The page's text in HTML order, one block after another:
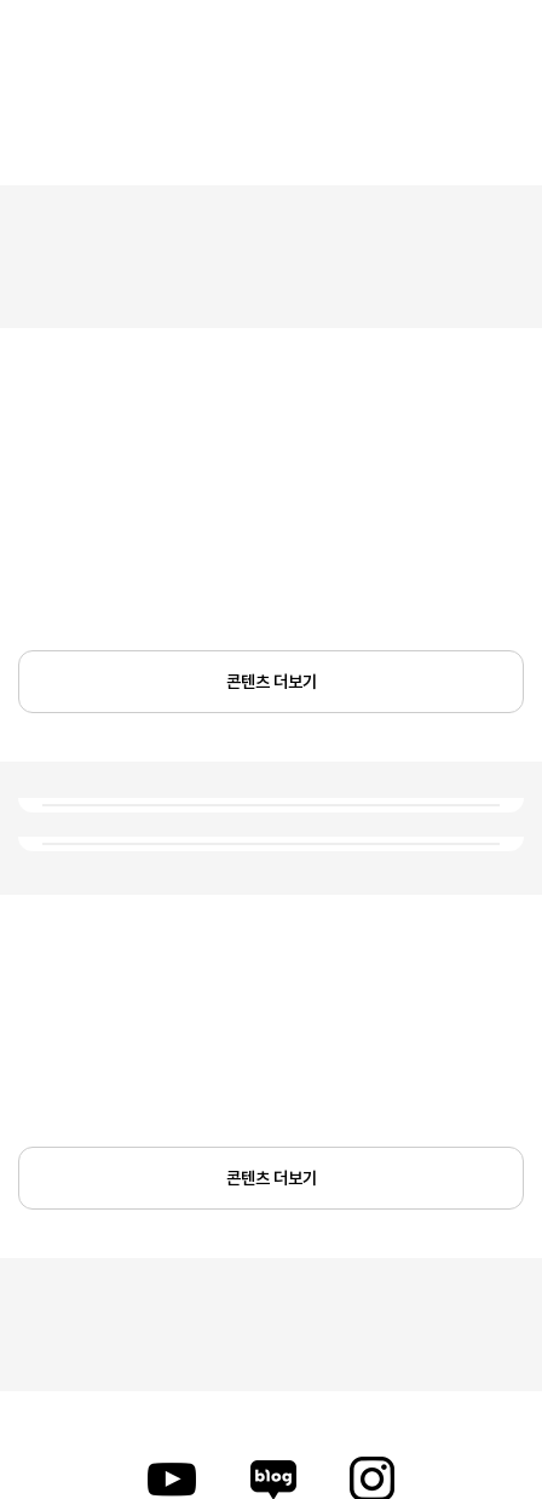
콘텐츠 더보기
콘텐츠 더보기